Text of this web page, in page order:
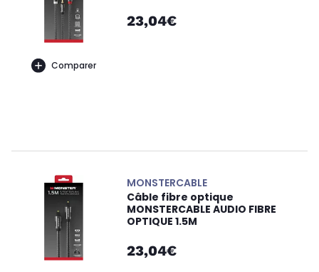
Comparer
23,04€
MONSTERCABLE
Câble fibre optique
MONSTERCABLE AUDIO FIBRE
OPTIQUE 1.5M
23,04€